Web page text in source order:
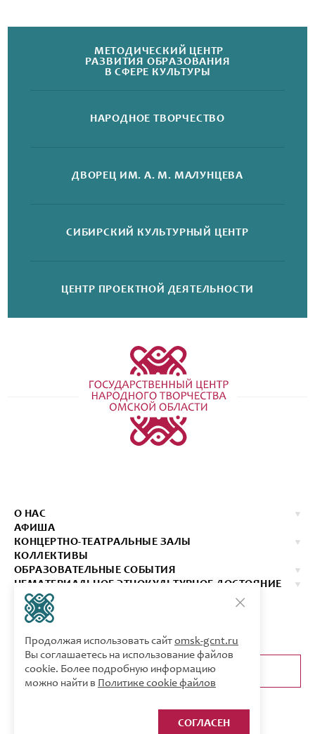
МЕТОДИЧЕСКИЙ ЦЕНТР
РАЗВИТИЯ ОБРАЗОВАНИЯ
В СФЕРЕ КУЛЬТУРЫ
НАРОДНОЕ ТВОРЧЕСТВО
ДВОРЕЦ ИМ. А. М. МАЛУНЦЕВА
СИБИРСКИЙ КУЛЬТУРНЫЙ ЦЕНТР
ЦЕНТР ПРОЕКТНОЙ ДЕЯТЕЛЬНОСТИ
О НАС
АФИША
КОНЦЕРТНО-ТЕАТРАЛЬНЫЕ ЗАЛЫ
КОЛЛЕКТИВЫ
ОБРАЗОВАТЕЛЬНЫЕ СОБЫТИЯ
НЕМАТЕРИАЛЬНОЕ ЭТНОКУЛЬТУРНОЕ ДОСТОЯНИЕ
ИЗДАНИЯ
КОНТАКТЫ
КУПИТЬ БИЛЕТ
ОБРАТНАЯ СВЯЗЬ
Продолжая использовать сайтomsk-gcnt.ru
Вы соглашаетесь на использование файлов
cookie. Более подробную информацию
можно найти в Политике cookie файлов
СОГЛАСЕН